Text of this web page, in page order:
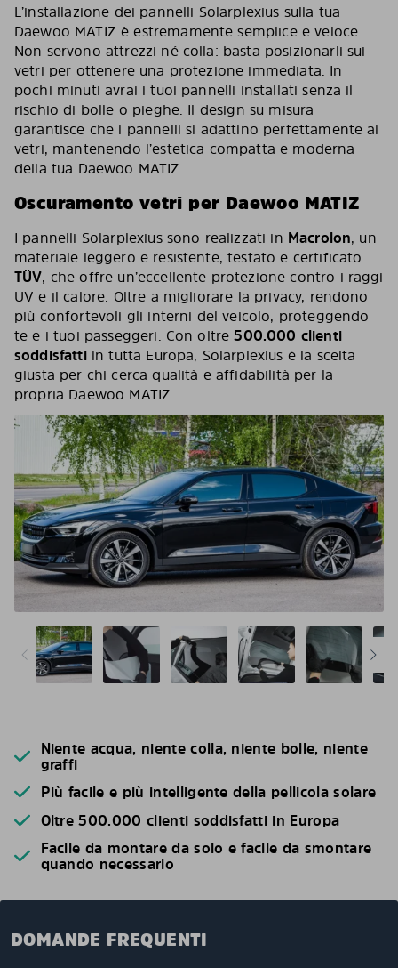
L’installazione dei pannelli Solarplexius sulla tua
Daewoo MATIZ è estremamente semplice e veloce.
Non servono attrezzi né colla: basta posizionarli sui
vetri per ottenere una protezione immediata. In
pochi minuti avrai i tuoi pannelli installati senza il
rischio di bolle o pieghe. Il design su misura
garantisce che i pannelli si adattino perfettamente ai
vetri, mantenendo l’estetica compatta e moderna
della tua Daewoo MATIZ.
Oscuramento vetri per Daewoo MATIZ
I pannelli Solarplexius sono realizzati in Macrolon, un
materiale leggero e resistente, testato e certificato
TÜV, che offre un’eccellente protezione contro i raggi
UV e il calore. Oltre a migliorare la privacy, rendono
più confortevoli gli interni del veicolo, proteggendo
te e i tuoi passeggeri. Con oltre500.000 clienti
soddisfattiin tutta Europa, Solarplexius è la scelta
giusta per chi cerca qualità e affidabilità per la
propria Daewoo MATIZ.
Niente acqua, niente colla, niente bolle, niente
graffi
Più facile e più intelligente della pellicola solare
Oltre 500.000 clienti soddisfatti in Europa
Facile da montare da solo e facile da smontare
quando necessario
DOMANDE FREQUENTI